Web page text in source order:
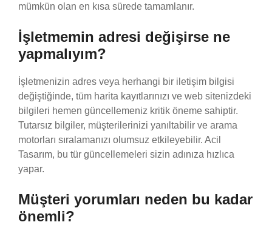
mümkün olan en kısa sürede tamamlanır.
İşletmemin adresi değişirse ne
yapmalıyım?
İşletmenizin adres veya herhangi bir iletişim bilgisi
değiştiğinde, tüm harita kayıtlarınızı ve web sitenizdeki
bilgileri hemen güncellemeniz kritik öneme sahiptir.
Tutarsız bilgiler, müşterilerinizi yanıltabilir ve arama
motorları sıralamanızı olumsuz etkileyebilir. Acil
Tasarım, bu tür güncellemeleri sizin adınıza hızlıca
yapar.
Müşteri yorumları neden bu kadar
önemli?